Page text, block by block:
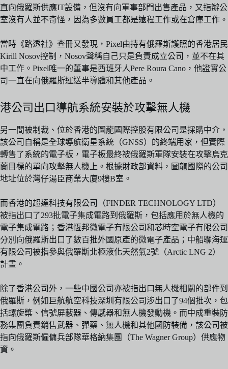
直向俄羅斯供應IT設備，但沒有向軍事部門出售產品，又指辦公
室沒有人並不奇怪，因為多數員工都是遠程工作或在倉庫工作。
當時《路透社》查冊又發現，Pixel由持有俄羅斯護照的香港居民
Kirill Nosov控制，Nosov聲稱自己只是負責成立公司，並不在其
中工作。Pixel唯一的董事是西班牙人Pere Roura Cano，他證實公
司一直在向俄羅斯運送半導體和其他產品。
港公司出口導航系統安裝於攻擊無人機
另一間被制裁、位於香港的圖龍國際控股有限公司是採購中介，
該公司自稱是全球導航衛星系統（GNSS）的終端用家，但實際
轉售了系統的電子板，電子板最終被俄羅斯軍隊安裝在攻擊烏克
蘭目標的單向攻擊無人機上。根據財政部資料，圖龍國際的公司
地址位於灣仔湯臣商業大廈9樓B室。
而香港的超達科技有限公司（FINDER TECHNOLOGY LTD）
被指出口了293批電子集成電路到俄羅斯，包括應用於無人機的
電子集成電路；香港恆邦微電子有限公司和芯時空電子有限公司
分別向俄羅斯出口了數百批外國原產的微電子產品；中船聯海運
有限公司被指參與俄羅斯北極液化天然氣2號（Arctic LNG 2）
計畫。
除了香港公司外，一些中國公司亦被指出口無人機相關的部件到
俄羅斯，例如巨航航空科技深圳有限公司涉出口了94個批次，包
括螺旋槳、信號屏蔽器、傳感器和無人機發動機。而中成重裝防
務集團負責銷售武器、彈藥、無人機和其他國防裝備，該公司被
指向俄羅斯僱傭兵部隊華格納集團（The Wagner Group）供應物
資。